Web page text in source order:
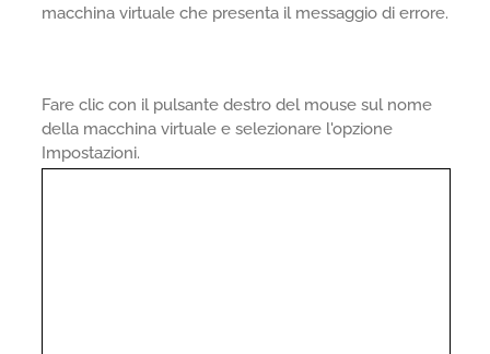
macchina virtuale che presenta il messaggio di errore.
Fare clic con il pulsante destro del mouse sul nome
della macchina virtuale e selezionare l'opzione
Impostazioni.